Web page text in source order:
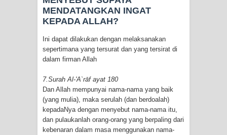
MENDATANGKAN INGAT
KEPADA ALLAH?
Ini dapat dilakukan dengan melaksanakan
sepertimana yang tersurat dan yang tersirat di
dalam firman Allah
7.Surah Al-'A`rāf ayat 180
Dan Allah mempunyai nama-nama yang baik
(yang mulia), maka serulah (dan berdoalah)
kepadaNya dengan menyebut nama-nama itu,
dan pulaukanlah orang-orang yang berpaling dari
kebenaran dalam masa menggunakan nama-